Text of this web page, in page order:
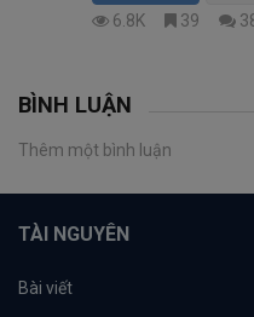
6.8K 39
BÌNH LUẬN
Thêm một bình luận
TÀI NGUYÊN
Bài viết